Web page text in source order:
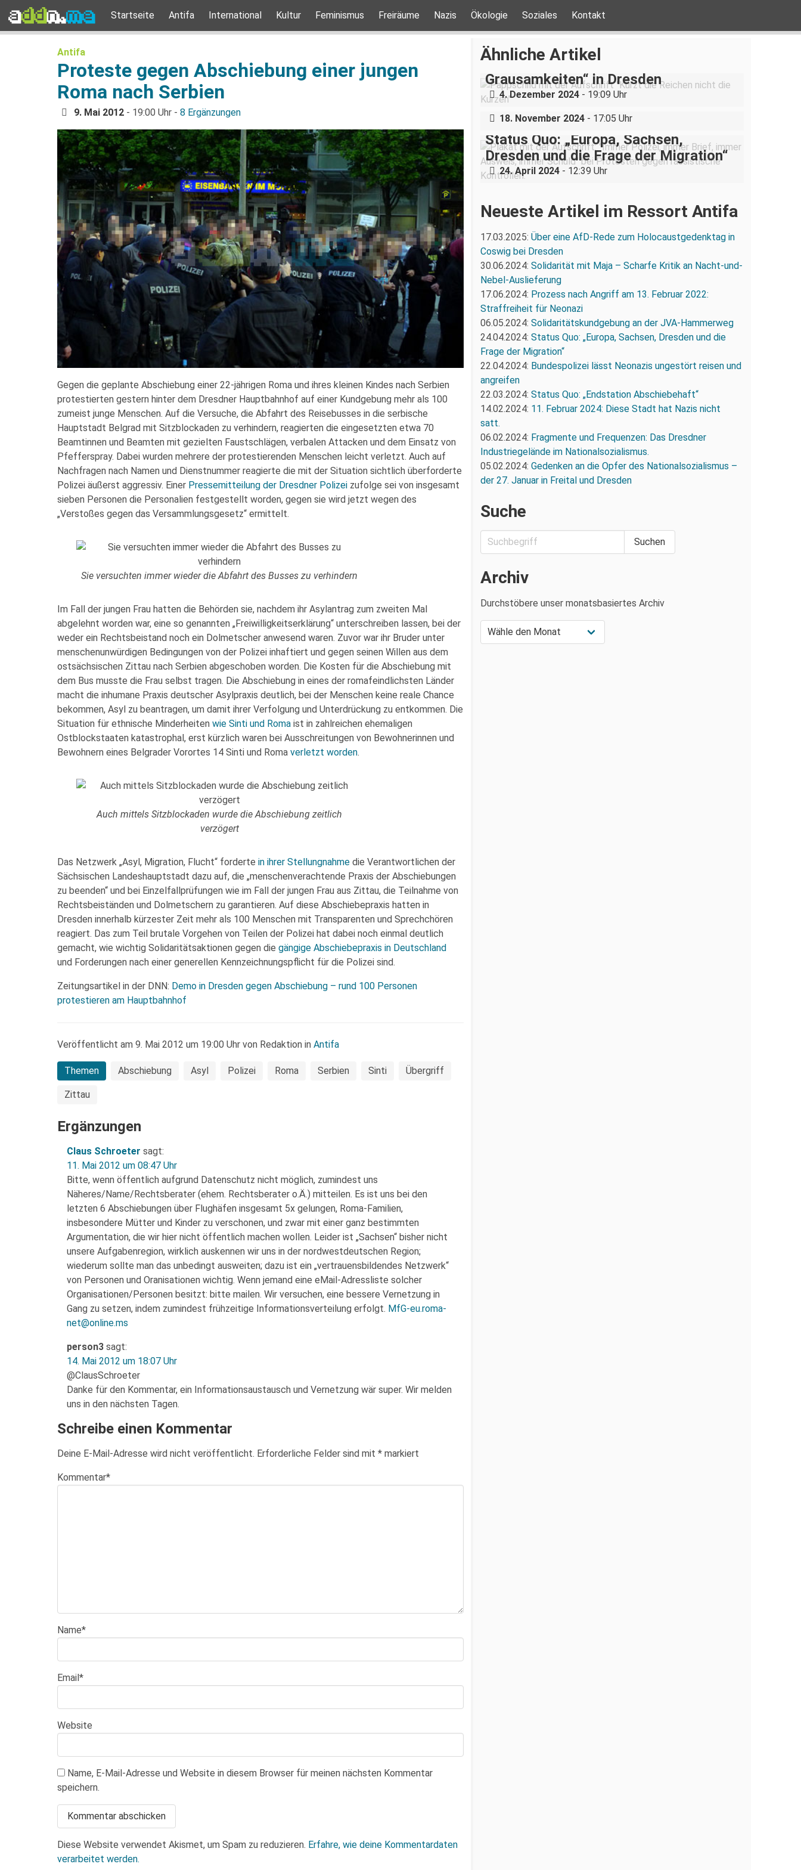
Startseite Antifa International Kultur Feminismus Freiräume Nazis Ökologie Soziales Kontakt
Antifa
Proteste gegen Abschiebung einer jungen
Roma nach Serbien
9. Mai 2012 - 19:00 Uhr - 8 Ergänzungen
Gegen die geplante Abschiebung einer 22-jährigen Roma und ihres kleinen Kindes nach Serbien
protestierten gestern hinter dem Dresdner Hauptbahnhof auf einer Kundgebung mehr als 100
zumeist junge Menschen. Auf die Versuche, die Abfahrt des Reisebusses in die serbische
Hauptstadt Belgrad mit Sitzblockaden zu verhindern, reagierten die eingesetzten etwa 70
Beamtinnen und Beamten mit gezielten Faustschlägen, verbalen Attacken und dem Einsatz von
Pfefferspray. Dabei wurden mehrere der protestierenden Menschen leicht verletzt. Auch auf
Nachfragen nach Namen und Dienstnummer reagierte die mit der Situation sichtlich überforderte
Polizei äußerst aggressiv. Einer Pressemitteilung der Dresdner Polizei zufolge sei von insgesamt
sieben Personen die Personalien festgestellt worden, gegen sie wird jetzt wegen des
„Verstoßes gegen das Versammlungsgesetz“ ermittelt.
Sie versuchten immer wieder die Abfahrt des Busses zu verhindern
Im Fall der jungen Frau hatten die Behörden sie, nachdem ihr Asylantrag zum zweiten Mal
abgelehnt worden war, eine so genannten „Freiwilligkeitserklärung“ unterschreiben lassen, bei der
weder ein Rechtsbeistand noch ein Dolmetscher anwesend waren. Zuvor war ihr Bruder unter
menschenunwürdigen Bedingungen von der Polizei inhaftiert und gegen seinen Willen aus dem
ostsächsischen Zittau nach Serbien abgeschoben worden. Die Kosten für die Abschiebung mit
dem Bus musste die Frau selbst tragen. Die Abschiebung in eines der romafeindlichsten Länder
macht die inhumane Praxis deutscher Asylpraxis deutlich, bei der Menschen keine reale Chance
bekommen, Asyl zu beantragen, um damit ihrer Verfolgung und Unterdrückung zu entkommen. Die
Situation für ethnische Minderheiten wie Sinti und Roma ist in zahlreichen ehemaligen
Ostblockstaaten katastrophal, erst kürzlich waren bei Ausschreitungen von Bewohnerinnen und
Bewohnern eines Belgrader Vorortes 14 Sinti und Roma verletzt worden.
Auch mittels Sitzblockaden wurde die Abschiebung zeitlich
verzögert
Das Netzwerk „Asyl, Migration, Flucht“ forderte in ihrer Stellungnahme die Verantwortlichen der
Sächsischen Landeshauptstadt dazu auf, die „menschenverachtende Praxis der Abschiebungen
zu beenden“ und bei Einzelfallprüfungen wie im Fall der jungen Frau aus Zittau, die Teilnahme von
Rechtsbeiständen und Dolmetschern zu garantieren. Auf diese Abschiebepraxis hatten in
Dresden innerhalb kürzester Zeit mehr als 100 Menschen mit Transparenten und Sprechchören
reagiert. Das zum Teil brutale Vorgehen von Teilen der Polizei hat dabei noch einmal deutlich
gemacht, wie wichtig Solidaritätsaktionen gegen die gängige Abschiebepraxis in Deutschland
und Forderungen nach einer generellen Kennzeichnungspflicht für die Polizei sind.
Zeitungsartikel in der DNN: Demo in Dresden gegen Abschiebung – rund 100 Personen
protestieren am Hauptbahnhof
Veröffentlicht am 9. Mai 2012 um 19:00 Uhr von Redaktion in Antifa
Themen Abschiebung Asyl Polizei Roma Serbien Sinti Übergriff
Zittau
Ergänzungen
Claus Schroeter sagt:
11. Mai 2012 um 08:47 Uhr
Bitte, wenn öffentlich aufgrund Datenschutz nicht möglich, zumindest uns
Näheres/Name/Rechtsberater (ehem. Rechtsberater o.Ä.) mitteilen. Es ist uns bei den
letzten 6 Abschiebungen über Flughäfen insgesamt 5x gelungen, Roma-Familien,
insbesondere Mütter und Kinder zu verschonen, und zwar mit einer ganz bestimmten
Argumentation, die wir hier nicht öffentlich machen wollen. Leider ist „Sachsen“ bisher nicht
unsere Aufgabenregion, wirklich auskennen wir uns in der nordwestdeutschen Region;
wiederum sollte man das unbedingt ausweiten; dazu ist ein „vertrauensbildendes Netzwerk“
von Personen und Oranisationen wichtig. Wenn jemand eine eMail-Adressliste solcher
Organisationen/Personen besitzt: bitte mailen. Wir versuchen, eine bessere Vernetzung in
Gang zu setzen, indem zumindest frühzeitige Informationsverteilung erfolgt. MfG-eu.roma-
net@online.ms
person3 sagt:
14. Mai 2012 um 18:07 Uhr
@ClausSchroeter
Danke für den Kommentar, ein Informationsaustausch und Vernetzung wär super. Wir melden
uns in den nächsten Tagen.
Schreibe einen Kommentar
Deine E-Mail-Adresse wird nicht veröffentlicht. Erforderliche Felder sind mit * markiert
Kommentar*
Name*
Email*
Website
Name, E-Mail-Adresse und Website in diesem Browser für meinen nächsten Kommentar
speichern.
Diese Website verwendet Akismet, um Spam zu reduzieren. Erfahre, wie deine Kommentardaten
verarbeitet werden.
Ähnliche Artikel
„Teilhabe ist nicht verhandelbar“–
Demonstration gegen „Liste der
Grausamkeiten“ in Dresden
4. Dezember 2024- 19:09 Uhr
Nazigruppe sucht (und bekommt)
Stress in der Dresdner Neustadt
18. November 2024- 17:05 Uhr
Status Quo: „Europa, Sachsen,
Dresden und die Frage der Migration“
24. April 2024- 12:39 Uhr
Neueste Artikel im Ressort Antifa
17.03.2025: Über eine AfD-Rede zum Holocaustgedenktag in
Coswig bei Dresden
30.06.2024: Solidarität mit Maja – Scharfe Kritik an Nacht-und-
Nebel-Auslieferung
17.06.2024: Prozess nach Angriff am 13. Februar 2022:
Straffreiheit für Neonazi
06.05.2024: Solidaritätskundgebung an der JVA-Hammerweg
24.04.2024: Status Quo: „Europa, Sachsen, Dresden und die
Frage der Migration“
22.04.2024: Bundespolizei lässt Neonazis ungestört reisen und
angreifen
22.03.2024: Status Quo: „Endstation Abschiebehaft“
14.02.2024: 11. Februar 2024: Diese Stadt hat Nazis nicht
satt.
06.02.2024: Fragmente und Frequenzen: Das Dresdner
Industriegelände im Nationalsozialismus.
05.02.2024: Gedenken an die Opfer des Nationalsozialismus –
der 27. Januar in Freital und Dresden
Suche
Archiv
Durchstöbere unser monatsbasiertes Archiv